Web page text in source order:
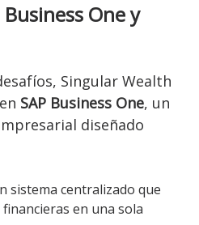
One y
Singular Wealth
SAP Business One, un
diseñado
sistema centralizado que
en una sola